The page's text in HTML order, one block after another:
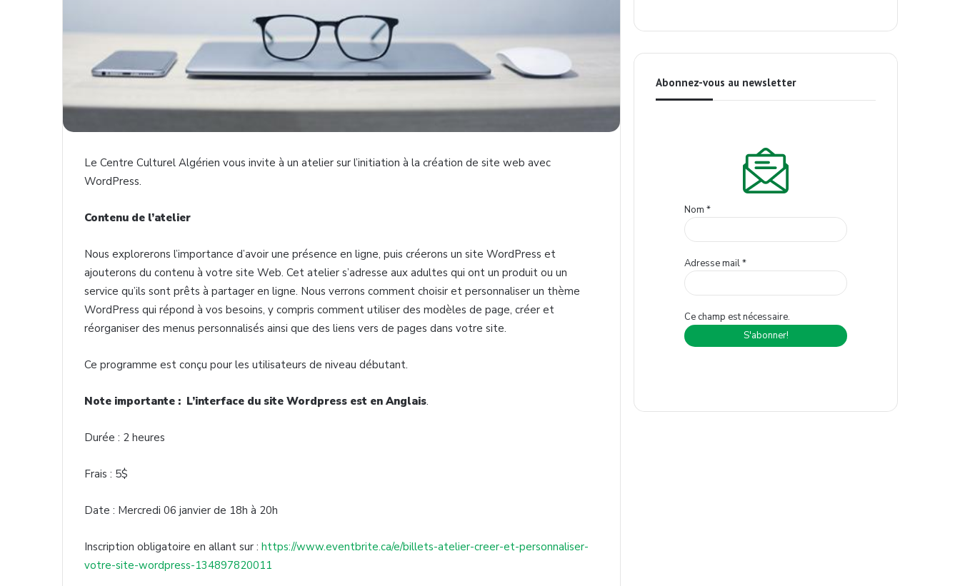
Le Centre Culturel Algérien vous invite à un atelier sur l’initiation à la création de site web avec
WordPress.
Contenu de l’atelier
Nous explorerons l’importance d’avoir une présence en ligne, puis créerons un site WordPress et
ajouterons du contenu à votre site Web. Cet atelier s’adresse aux adultes qui ont un produit ou un
service qu’ils sont prêts à partager en ligne. Nous verrons comment choisir et personnaliser un thème
WordPress qui répond à vos besoins, y compris comment utiliser des modèles de page, créer et
réorganiser des menus personnalisés ainsi que des liens vers de pages dans votre site.
Ce programme est conçu pour les utilisateurs de niveau débutant.
Note importante : L’interface du site Wordpress est en Anglais.
Durée : 2 heures
Frais : 5$
Date : Mercredi 06 janvier de 18h à 20h
Inscription obligatoire en allant sur : https://www.eventbrite.ca/e/billets-atelier-creer-et-personnaliser-
votre-site-wordpress-134897820011
Abonnez-vous au newsletter
Nom*
Adresse mail*
Ce champ est nécessaire.